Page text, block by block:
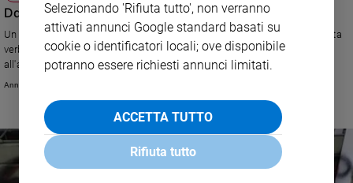
Ddl Zan: il Vaticano formula rilievi e chiede dialogo
Un articolo del Corriere della Sera suscita dibattito. Cosa c'è dietro la "nota
verbale" consegnata "informalmente" (così dice la Santa Sede)
all'ambasciata italiana
Annachiara Valle
Selezionando 'Rifiuta tutto', non verranno
attivati annunci Google standard basati su
cookie o identificatori locali; ove disponibile
potranno essere richiesti annunci limitati.
ACCETTA TUTTO
Rifiuta tutto